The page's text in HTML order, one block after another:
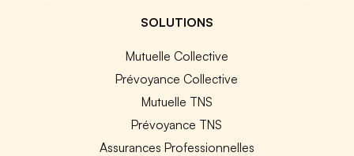
SOLUTIONS
Mutuelle Collective
Prévoyance Collective
Mutuelle TNS
Prévoyance TNS
Assurances Professionnelles